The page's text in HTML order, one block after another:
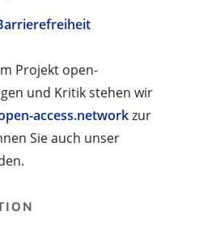
Projekt open-
und Kritik stehen wir
access.networkzur
Sie auch unser